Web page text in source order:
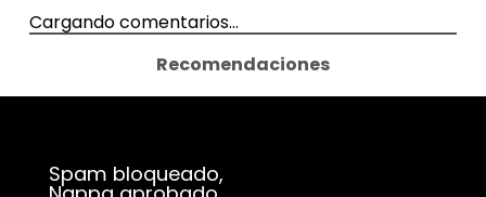
Cargando comentarios…
Recomendaciones
Spam bloqueado,